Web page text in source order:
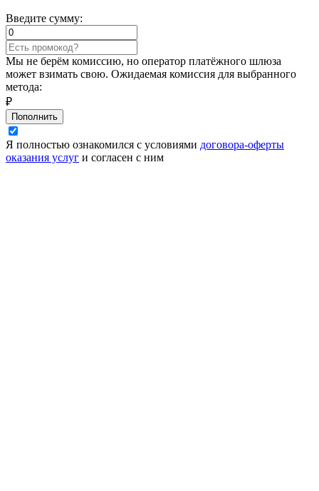
Введите сумму:
Мы не берём комиссию, но оператор платёжного шлюза
может взимать свою. Ожидаемая комиссия для выбранного
метода:
₽
Пополнить
Я полностью ознакомился с условиями договора-оферты
оказания услуг и согласен с ним